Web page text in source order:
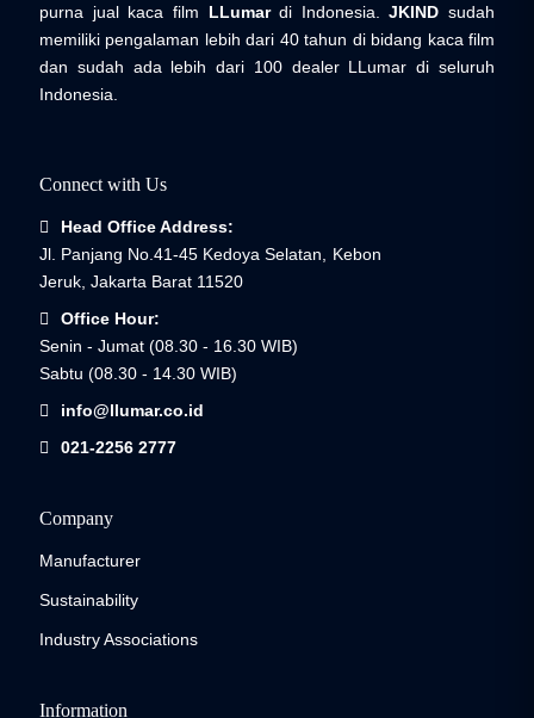
purna jual kaca film LLumardi Indonesia.JKIND sudah
memiliki pengalaman lebih dari 40 tahun di bidang kaca film
dan sudah ada lebih dari 100 dealer LLumar di seluruh
Indonesia.
Connect with Us
Head Office Address:
Jl. Panjang No.41-45 Kedoya Selatan, Kebon
Jeruk, Jakarta Barat 11520
Office Hour:
Senin - Jumat (08.30 - 16.30 WIB)
Sabtu (08.30 - 14.30 WIB)
info@llumar.co.id
021-2256 2777
Company
Manufacturer
Sustainability
Industry Associations
Information